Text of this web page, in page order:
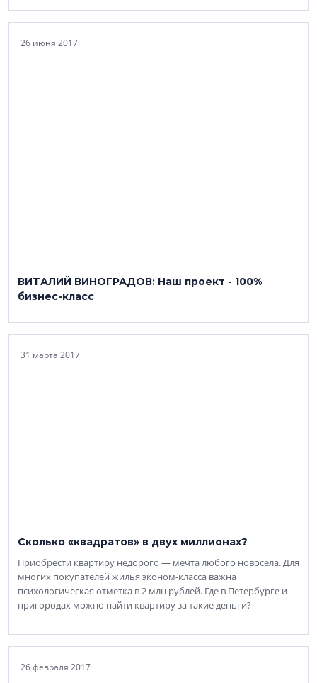
26 июня 2017
ВИТАЛИЙ ВИНОГРАДОВ: Наш проект - 100%
бизнес-класс
31 марта 2017
Сколько «квадратов» в двух миллионах?
Приобрести квартиру недорого — мечта любого новосела. Для
многих покупателей жилья эконом-класса важна
психологическая отметка в 2 млн рублей. Где в Петербурге и
пригородах можно найти квартиру за такие деньги?
26 февраля 2017